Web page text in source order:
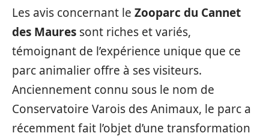
Les avis concernant le Zooparc du Cannet
des Maures sont riches et variés,
témoignant de l’expérience unique que ce
parc animalier offre à ses visiteurs.
Anciennement connu sous le nom de
Conservatoire Varois des Animaux, le parc a
récemment fait l’objet d’une transformation